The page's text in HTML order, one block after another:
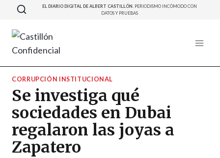
Saltar
contenido
EL DIARIO DIGITAL DE ALBERT CASTILLÓN. PERIODISMO INCÓMODO CON
DATOS Y PRUEBAS
CORRUPCIÓN INSTITUCIONAL
Se investiga qué
sociedades en Dubai
regalaron las joyas a
Zapatero